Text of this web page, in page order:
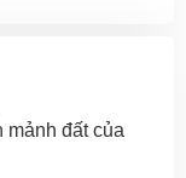
đất của